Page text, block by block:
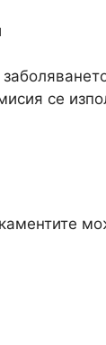
се